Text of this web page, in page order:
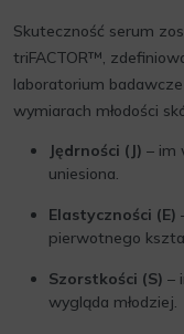
Skuteczność serum
triFACTOR™,
laboratorium
wymiarach młodości
Jędrności (J) – im
uniesiona.
Elastyczności (E)
pierwotnego
Szorstkości (S) –
wygląda młodziej.